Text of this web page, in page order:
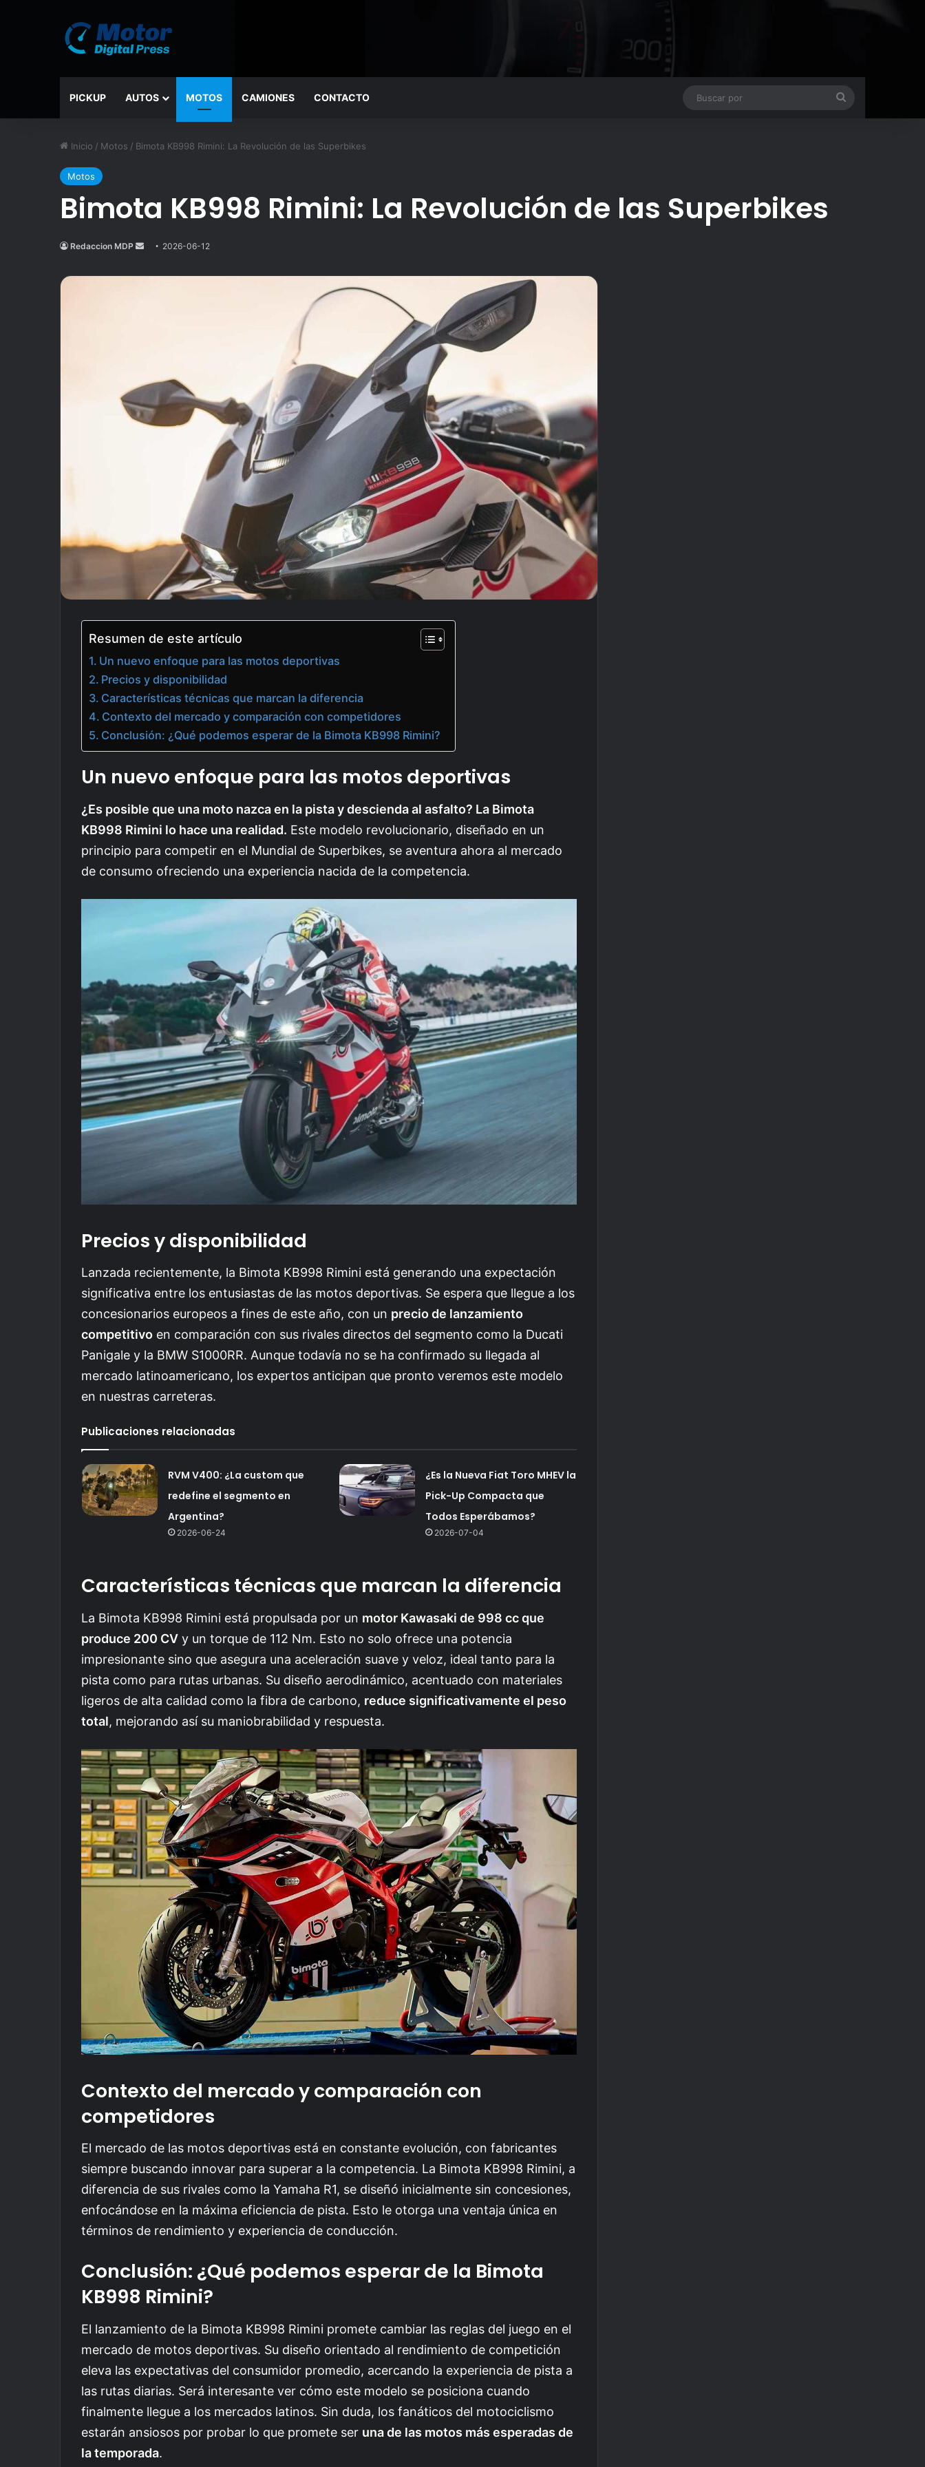
PICKUP AUTOS MOTOS CAMIONES CONTACTO
Inicio / Motos / Bimota KB998 Rimini: La Revolución de las Superbikes
Motos
Bimota KB998 Rimini: La Revolución de las Superbikes
Redaccion MDP
Send
email
2026-06-12
Resumen de este artículo
Un nuevo enfoque para las motos deportivas
Precios y disponibilidad
Características técnicas que marcan la diferencia
Contexto del mercado y comparación con competidores
Conclusión: ¿Qué podemos esperar de la Bimota KB998 Rimini?
Un nuevo enfoque para las motos deportivas
¿Es posible que una moto nazca en la pista y descienda al asfalto? La Bimota
KB998 Rimini lo hace una realidad. Este modelo revolucionario, diseñado en un
principio para competir en el Mundial de Superbikes, se aventura ahora al mercado
de consumo ofreciendo una experiencia nacida de la competencia.
Precios y disponibilidad
Lanzada recientemente, la Bimota KB998 Rimini está generando una expectación
significativa entre los entusiastas de las motos deportivas. Se espera que llegue a los
concesionarios europeos a fines de este año, con un precio de lanzamiento
competitivo en comparación con sus rivales directos del segmento como la Ducati
Panigale y la BMW S1000RR. Aunque todavía no se ha confirmado su llegada al
mercado latinoamericano, los expertos anticipan que pronto veremos este modelo
en nuestras carreteras.
Publicaciones relacionadas
RVM V400: ¿La custom que
redefine el segmento en
Argentina?
2026-06-24
¿Es la Nueva Fiat Toro MHEV la
Pick-Up Compacta que
Todos Esperábamos?
2026-07-04
Características técnicas que marcan la diferencia
La Bimota KB998 Rimini está propulsada por un motor Kawasaki de 998 cc que
produce 200 CV y un torque de 112 Nm. Esto no solo ofrece una potencia
impresionante sino que asegura una aceleración suave y veloz, ideal tanto para la
pista como para rutas urbanas. Su diseño aerodinámico, acentuado con materiales
ligeros de alta calidad como la fibra de carbono, reduce significativamente el peso
total, mejorando así su maniobrabilidad y respuesta.
Contexto del mercado y comparación con
competidores
El mercado de las motos deportivas está en constante evolución, con fabricantes
siempre buscando innovar para superar a la competencia. La Bimota KB998 Rimini, a
diferencia de sus rivales como la Yamaha R1, se diseñó inicialmente sin concesiones,
enfocándose en la máxima eficiencia de pista. Esto le otorga una ventaja única en
términos de rendimiento y experiencia de conducción.
Conclusión: ¿Qué podemos esperar de la Bimota
KB998 Rimini?
El lanzamiento de la Bimota KB998 Rimini promete cambiar las reglas del juego en el
mercado de motos deportivas. Su diseño orientado al rendimiento de competición
eleva las expectativas del consumidor promedio, acercando la experiencia de pista a
las rutas diarias. Será interesante ver cómo este modelo se posiciona cuando
finalmente llegue a los mercados latinos. Sin duda, los fanáticos del motociclismo
estarán ansiosos por probar lo que promete ser una de las motos más esperadas de
la temporada.